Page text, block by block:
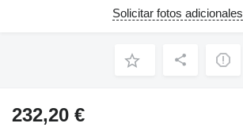
Solicitar fotos adicionales
232,20 €